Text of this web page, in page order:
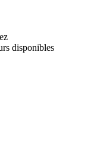
disponibles